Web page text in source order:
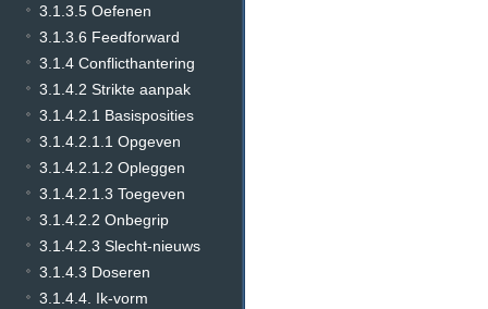
3.1.3.5 Oefenen
3.1.3.6 Feedforward
3.1.4 Conflicthantering
3.1.4.2 Strikte aanpak
3.1.4.2.1 Basisposities
3.1.4.2.1.1 Opgeven
3.1.4.2.1.2 Opleggen
3.1.4.2.1.3 Toegeven
3.1.4.2.2 Onbegrip
3.1.4.2.3 Slecht-nieuws
3.1.4.3 Doseren
3.1.4.4. Ik-vorm